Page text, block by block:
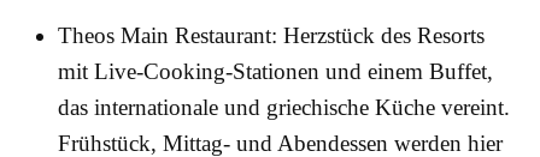
Theos Main Restaurant: Herzstück des Resorts
mit Live-Cooking-Stationen und einem Buffet,
das internationale und griechische Küche vereint.
Frühstück, Mittag- und Abendessen werden hier